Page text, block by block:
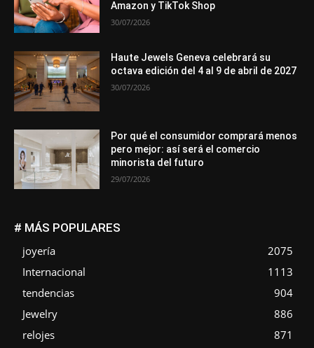
Amazon y TikTok Shop
30/07/2026
Haute Jewels Geneva celebrará su
octava edición del 4 al 9 de abril de 2027
30/07/2026
Por qué el consumidor comprará menos
pero mejor: así será el comercio
minorista del futuro
29/07/2026
# MÁS POPULARES
joyería
2075
Internacional
1113
tendencias
904
Jewelry
886
relojes
871